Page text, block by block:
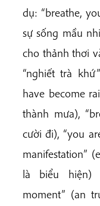
dụ: “breathe,
sự sống mầu
cho thảnh thơi
“nghiết trà
have become
thành mưa),
cười đi), “you
manifestation”
là biểu hiện)
moment” (an